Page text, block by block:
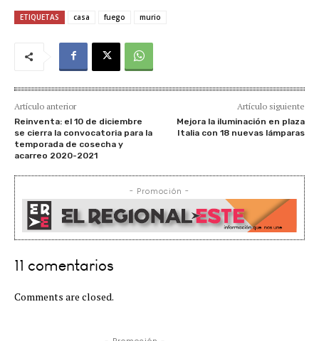
ETIQUETAS casa fuego murio
Artículo anterior
Reinventa: el 10 de diciembre
se cierra la convocatoria para la
temporada de cosecha y
acarreo 2020-2021
Artículo siguiente
Mejora la iluminación en plaza
Italia con 18 nuevas lámparas
- Promoción -
11 comentarios
Comments are closed.